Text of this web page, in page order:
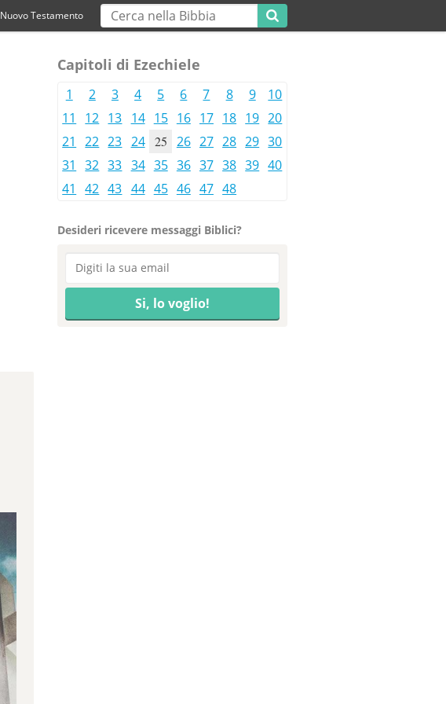
Nuovo Testamento
Capitoli di Ezechiele
1 2 3 4 5 6 7 8 9
10
11
12 13 14 15 16 17 18 19 20
21
22 23 24 25 26 27 28 29 30
31
32 33 34 35 36 37 38 39 40
41
42 43 44 45 46 47 48
Desideri ricevere messaggi Biblici?